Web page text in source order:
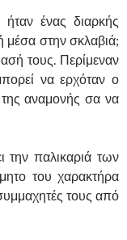
ένας διαρκής
μέσα στην σκλαβιά;
τους. Περίμεναν
να ερχόταν ο
της αναμονής σα να
την παλικαριά των
του χαρακτήρα
τους από